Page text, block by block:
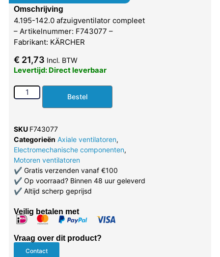
Omschrijving
4.195-142.0 afzuigventilator compleet
– Artikelnummer: F743077 –
Fabrikant: KÄRCHER
€ 21,73 Incl. BTW
Levertijd: Direct leverbaar
Bestel
SKU F743077
Categorieën Axiale ventilatoren,
Electromechanische componenten,
Motoren ventilatoren
✔Gratis verzenden vanaf €100
✔Op voorraad? Binnen 48 uur geleverd
✔Altijd scherp geprijsd
Veilig betalen met
Vraag over dit product?
Contact